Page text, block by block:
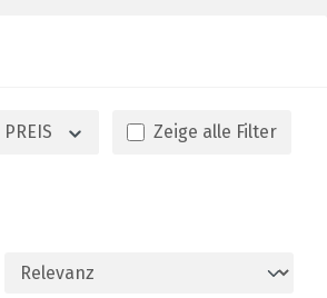
PREIS Zeige alle Filter